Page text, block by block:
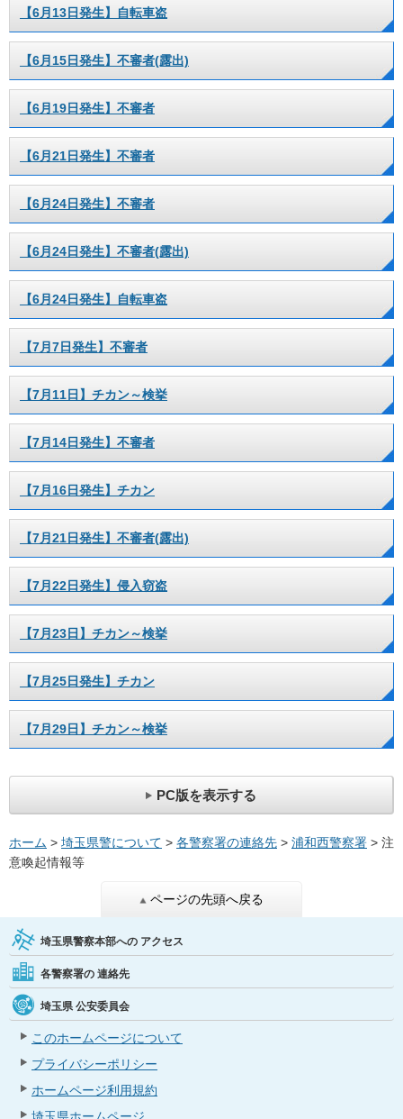
【6月13日発生】自転車盗
【6月15日発生】不審者(露出)
【6月19日発生】不審者
【6月21日発生】不審者
【6月24日発生】不審者
【6月24日発生】不審者(露出)
【6月24日発生】自転車盗
【7月7日発生】不審者
【7月11日】チカン～検挙
【7月14日発生】不審者
【7月16日発生】チカン
【7月21日発生】不審者(露出)
【7月22日発生】侵入窃盗
【7月23日】チカン～検挙
【7月25日発生】チカン
【7月29日】チカン～検挙
PC版を表示する
ホーム > 埼玉県警について > 各警察署の連絡先 > 浦和西警察署 > 注
意喚起情報等
ページの先頭へ戻る
埼玉県警察本部への アクセス
各警察署の 連絡先
埼玉県 公安委員会
このホームページについて
プライバシーポリシー
ホームページ利用規約